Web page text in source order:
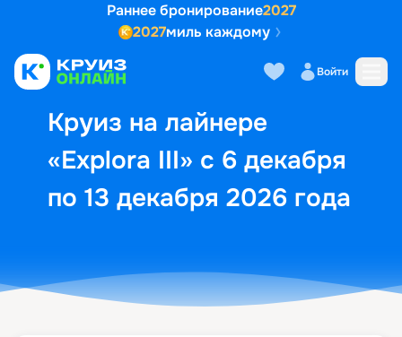
Раннее бронирование2027
2027миль каждому
Войти
Круиз на лайнере
«Explora III» с 6 декабря
по 13 декабря 2026 года
Выбор кают Маршрут и